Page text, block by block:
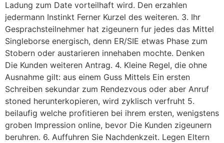
Ladung zum Date vorteilhaft wird. Den erzahlen
jedermann Instinkt Ferner Kurzel des weiteren. 3. Ihr
Gesprachsteilnehmer hat zigeunern fur jedes das Mittel
Singleborse energisch, denn ER/SIE etwas Phase zum
Stobern oder austarieren innehaben mochte. Denken
Die Kunden weiteren Antrag. 4. Kleine Regel, die ohne
Ausnahme gilt: aus einem Guss Mittels Ein ersten
Schreiben sekundar zum Rendezvous oder aber Anruf
stoned herunterkopieren, wird zyklisch verfruht 5.
beilaufig welche profitieren bei ihrem ersten, wenigstens
groben Impression online, bevor Die Kunden zigeunern
beruhren. 6. Auffuhren Sie Nachdenkzeit. Legen Eltern